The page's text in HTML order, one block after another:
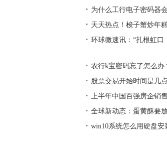
为什么工行电子密码器
多久？
天天热点！梭子蟹炒年
菜？
环球微速讯：“扎根虹口
农行k宝密码忘了怎么办
股票交易开始时间是几
上半年中国百强房企销
少
全球新动态：蛋黄酥要
win10系统怎么用硬盘